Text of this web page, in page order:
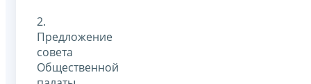
2.
Предложение
совета
Общественной